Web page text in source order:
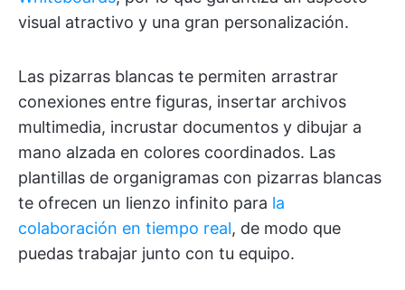
visual atractivo y una gran personalización.
Las pizarras blancas te permiten arrastrar
conexiones entre figuras, insertar archivos
multimedia, incrustar documentos y dibujar a
mano alzada en colores coordinados. Las
plantillas de organigramas con pizarras blancas
te ofrecen un lienzo infinito para la
colaboración en tiempo real, de modo que
puedas trabajar junto con tu equipo.